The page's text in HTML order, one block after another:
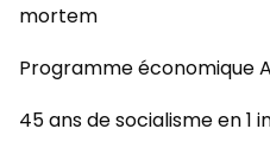
mortem
Programme économique
45 ans de socialisme en 1